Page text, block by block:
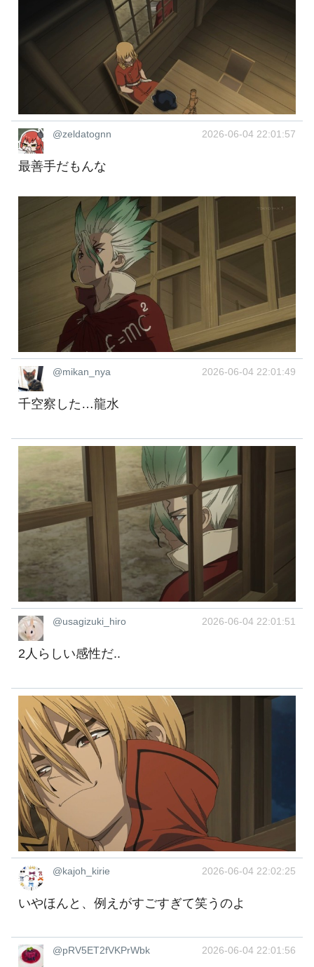
@zeldatognn 2026-06-04 22:01:57
最善手だもんな
@mikan_nya 2026-06-04 22:01:49
千空察した…龍水
@usagizuki_hiro 2026-06-04 22:01:51
2人らしい感性だ..
@kajoh_kirie 2026-06-04 22:02:25
いやほんと、例えがすごすぎて笑うのよ
@pRV5ET2fVKPrWbk 2026-06-04 22:01:56